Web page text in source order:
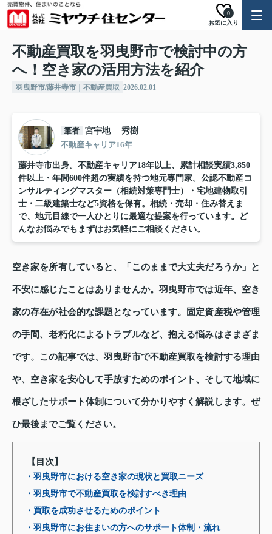
お気に入り
0
不動産買取を羽曳野市で検討中の方
へ！空き家の活用方法を紹介
羽曳野市/藤井寺市｜不動産買取 2026.02.01
筆者 宮宇地 秀樹
不動産キャリア16年
藤井寺市出身。不動産キャリア18年以上、累計相談実績3,850
件以上・年間600件超の実績を持つ地元専門家。公認不動産コ
ンサルティングマスター（相続対策専門士）・宅地建物取引
士・二級建築士など5資格を保有。相続・売却・住み替えま
で、地元目線で一人ひとりに最適な提案を行っています。ど
んなお悩みでもまずはお気軽にご相談ください。
空き家を所有していると、「このままで大丈夫だろうか」と
不安に感じたことはありませんか。羽曳野市では近年、空き
家の存在が社会的な課題となっています。固定資産税や管理
の手間、老朽化によるトラブルなど、抱える悩みはさまざま
です。この記事では、羽曳野市で不動産買取を検討する理由
や、空き家を安心して手放すためのポイント、そして地域に
根ざしたサポート体制について分かりやすく解説します。ぜ
ひ最後までご覧ください。
【目次】
・羽曳野市における空き家の現状と買取ニーズ
・羽曳野市で不動産買取を検討すべき理由
・買取を成功させるためのポイント
・羽曳野市にお住まいの方へのサポート体制・流れ